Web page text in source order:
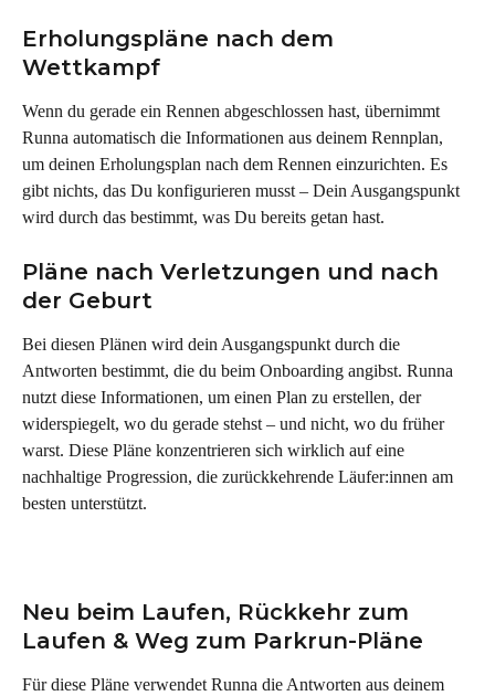
Erholungspläne nach dem
Wettkampf
Wenn du gerade ein Rennen abgeschlossen hast, übernimmt
Runna automatisch die Informationen aus deinem Rennplan,
um deinen Erholungsplan nach dem Rennen einzurichten. Es
gibt nichts, das Du konfigurieren musst – Dein Ausgangspunkt
wird durch das bestimmt, was Du bereits getan hast.
Pläne nach Verletzungen und nach
der Geburt
Bei diesen Plänen wird dein Ausgangspunkt durch die
Antworten bestimmt, die du beim Onboarding angibst. Runna
nutzt diese Informationen, um einen Plan zu erstellen, der
widerspiegelt, wo du gerade stehst – und nicht, wo du früher
warst. Diese Pläne konzentrieren sich wirklich auf eine
nachhaltige Progression, die zurückkehrende Läufer:innen am
besten unterstützt.
Neu beim Laufen, Rückkehr zum
Laufen & Weg zum Parkrun-Pläne
Für diese Pläne verwendet Runna die Antworten aus deinem